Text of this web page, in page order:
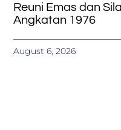
Reuni Emas dan
Angkatan 1976
August 6, 2026